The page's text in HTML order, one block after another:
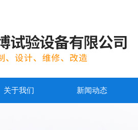
关于我们 新闻动态